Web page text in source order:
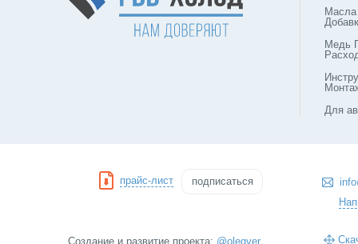
Медь
Для
прайс-лист подписаться
Создание и развитие проекта: @olegver